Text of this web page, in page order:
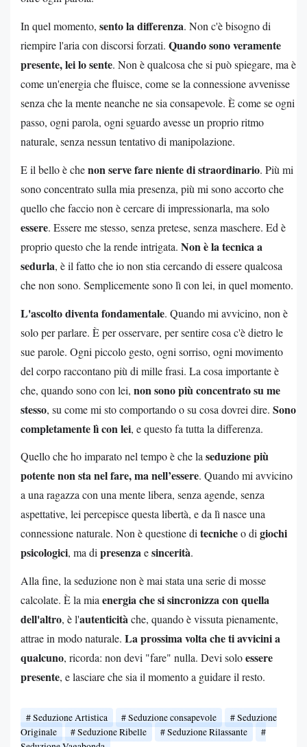
In quel momento, sento la differenza. Non c'è bisogno di
riempire l'aria con discorsi forzati. Quando sono veramente
presente, lei lo sente. Non è qualcosa che si può spiegare, ma è
come un'energia che fluisce, come se la connessione avvenisse
senza che la mente neanche ne sia consapevole. È come se ogni
passo, ogni parola, ogni sguardo avesse un proprio ritmo
naturale, senza nessun tentativo di manipolazione.
E il bello è chenon serve fare niente di straordinario. Più mi
sono concentrato sulla mia presenza, più mi sono accorto che
quello che faccio non è cercare di impressionarla, ma solo
essere. Essere me stesso, senza pretese, senza maschere. Ed è
proprio questo che la rende intrigata. Non è la tecnica a
sedurla, è il fatto che io non stia cercando di essere qualcosa
che non sono. Semplicemente sono lì con lei, in quel momento.
L'ascolto diventa fondamentale. Quando mi avvicino, non è
solo per parlare. È per osservare, per sentire cosa c'è dietro le
sue parole. Ogni piccolo gesto, ogni sorriso, ogni movimento
del corpo raccontano più di mille frasi. La cosa importante è
che, quando sono con lei, non sono più concentrato su me
stesso, su come mi sto comportando o su cosa dovrei dire. Sono
completamente lì con lei, e questo fa tutta la differenza.
Quello che ho imparato nel tempo è che laseduzione più
potente non sta nel fare, ma nell’essere. Quando mi avvicino
a una ragazza con una mente libera, senza agende, senza
aspettative, lei percepisce questa libertà, e da lì nasce una
connessione naturale. Non è questione ditecnicheo digiochi
psicologici, ma dipresenzaesincerità.
Alla fine, la seduzione non è mai stata una serie di mosse
calcolate. È la mia energia che si sincronizza con quella
dell'altro, è l'autenticitàche, quando è vissuta pienamente,
attrae in modo naturale. La prossima volta che ti avvicini a
qualcuno, ricorda: non devi "fare" nulla. Devi soloessere
presente, e lasciare che sia il momento a guidare il resto.
Seduzione Artistica Seduzione consapevole
Seduzione
Originale
Seduzione Ribelle
Seduzione Rilassante